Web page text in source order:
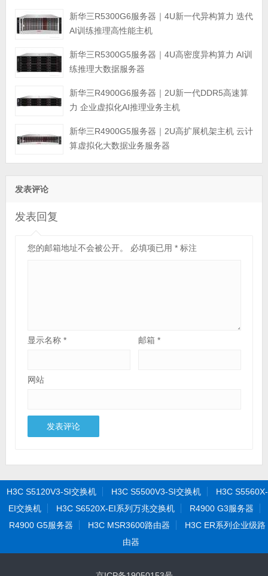
新华三R5300G6服务器｜4U新一代异构算力 迭代
AI训练推理高性能主机
新华三R5300G5服务器｜4U高密度异构算力 AI训
练推理大数据服务器
新华三R4900G6服务器｜2U新一代DDR5高速算
力 企业虚拟化AI推理业务主机
新华三R4900G5服务器｜2U高扩展机架主机 云计
算虚拟化大数据业务服务器
发表评论
发表回复
您的邮箱地址不会被公开。 必填项已用 *标注
显示名称 * 邮箱*
网站
H3C S5120V3-SI交换机 H3C S5500V3-SI交换机
H3C S5560X-
EI交换机
H3C S6520X-EI系列万兆交换机
R4900 G3服务器
R4900 G5服务器
H3C MSR3600路由器
H3C ER系列企业级路
由器